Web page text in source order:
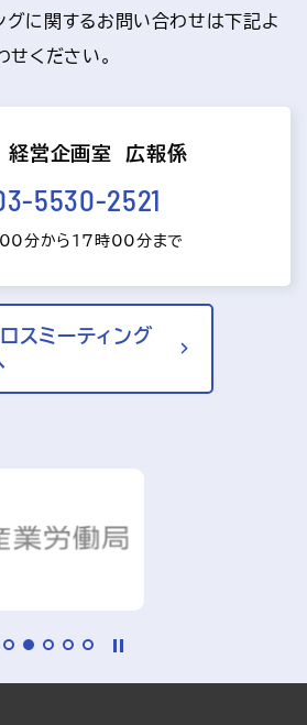
グに関するお問い合わせは下記よ
ください。
経営企画室 広報係
5530-2521
分から17時00分まで
スミーティング